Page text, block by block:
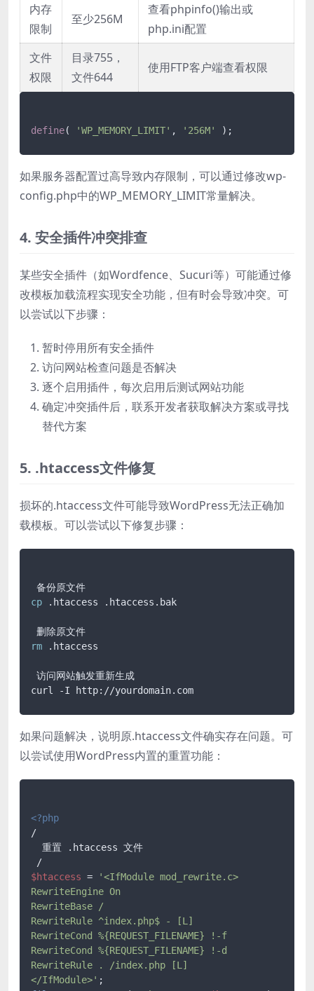
内存
限制
至少256M
查看phpinfo()输出或
php.ini配置
文件
权限
目录755，
文件644
使用FTP客户端查看权限
define( 'WP_MEMORY_LIMIT' , '256M'
如果服务器配置过高导致内存限制，可以通过修改wp-
config.php中的WP_MEMORY_LIMIT常量解决。
4. 安全插件冲突排查
某些安全插件（如Wordfence、Sucuri等）可能通过修
改模板加载流程实现安全功能，但有时会导致冲突。可
以尝试以下步骤：
暂时停用所有安全插件
访问网站检查问题是否解决
逐个启用插件，每次启用后测试网站功能
确定冲突插件后，联系开发者获取解决方案或寻找
替代方案
5. .htaccess文件修复
损坏的.htaccess文件可能导致WordPress无法正确加
载模板。可以尝试以下修复步骤：
cp .htaccess .htaccess.bak
rm .htaccess
访问网站触发重新生成
如果问题解决，说明原.htaccess文件确实存在问题。可
以尝试使用WordPress内置的重置功能：
<?php
/
  重置 .htaccess 文件
$htaccess =
'<IfModule mod_rewrite.c>
RewriteEngine On
RewriteBase /
RewriteRule ^index.php$ - [L]
RewriteCond %{REQUEST_FILENAME} !-f
RewriteCond %{REQUEST_FILENAME} !-d
RewriteRule . /index.php [L]
</IfModule>'